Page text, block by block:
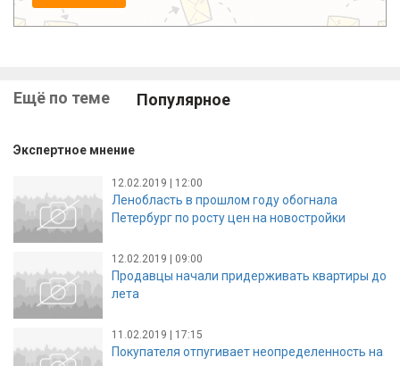
Ещё по теме Популярное
Экспертное мнение
12.02.2019 | 12:00
Ленобласть в прошлом году обогнала
Петербург по росту цен на новостройки
12.02.2019 | 09:00
Продавцы начали придерживать квартиры до
лета
11.02.2019 | 17:15
Покупателя отпугивает неопределенность на